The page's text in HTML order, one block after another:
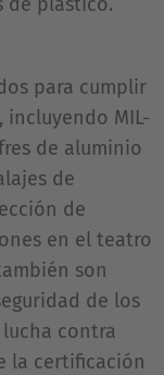
para cumplir
incluyendo MIL-
de aluminio
de
de
en el teatro
son
de los
contra
la certificación